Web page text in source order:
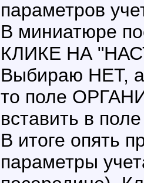
параметров
В миниатюре
КЛИКЕ НА
Выбираю НЕТ, а
то поле
вставить в
В итоге опять
параметры